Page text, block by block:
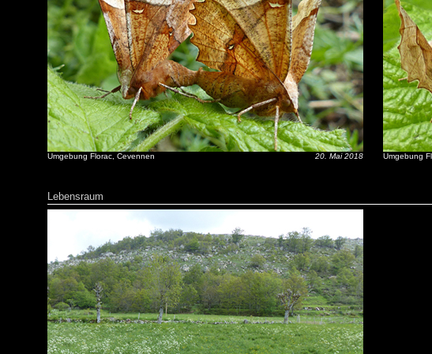
Umgebung Florac, Cevennen 20. Mai 2018 Umgebung
Lebensraum